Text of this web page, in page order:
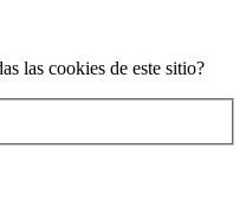
las cookies de este sitio?